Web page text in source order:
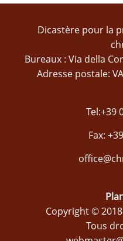
Dicastère pour la
Bureaux : Via della
Adresse postale:
Tel:+39
Fax:
Copyright ©
Tous